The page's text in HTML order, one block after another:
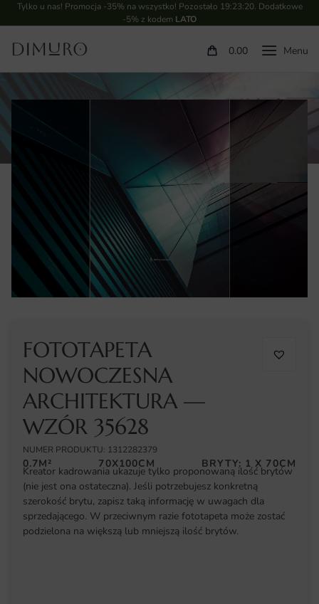
Tylko u nas! Promocja -35% na wszystko! Pozostało 19:23:19. Dodatkowe
-5% z kodem LATO
0.00
FOTOTAPETA
NOWOCZESNA
ARCHITEKTURA —
WZÓR 35628
NUMER PRODUKTU: 1312282379
0.7M² 70X100CM BRYTY: 1 X 70CM
Kreator kadrowania ukazuje tylko proponowaną ilość brytów
(nie jest ona ostateczna). Jeśli potrzebujesz konkretną
szerokość brytu, zapisz taką informację w uwagach dla
sprzedającego. W przeciwnym razie fototapeta może zostać
podzielona na większą lub mniejszą ilość brytów.